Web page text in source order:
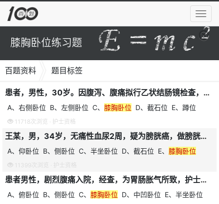
导
航
菜
膝胸卧位练习题
百题资料 题目标签
患者，男性，30岁。因腹泻、腹痛拟行乙状结肠镜检查，护士应指导患者采取的体位是
A、右侧卧位 B、左侧卧位 C、 膝胸卧位 D、截石位 E、蹲位
11718次浏览 · 护士资格
王某，男，34岁，无痛性血尿2周，疑为膀胱癌，做膀胱镜检查。应协助其采用的体位为
A、仰卧位 B、侧卧位 C、半坐卧位 D、截石位 E、 膝胸卧位
11399次浏览 · 护士资格
患者男性，剧烈腹痛入院，经查，为胃肠胀气所致，护士指导该病人采取哪种体位
A、俯卧位 B、侧卧位 C、 膝胸卧位 D、中凹卧位 E、半坐卧位